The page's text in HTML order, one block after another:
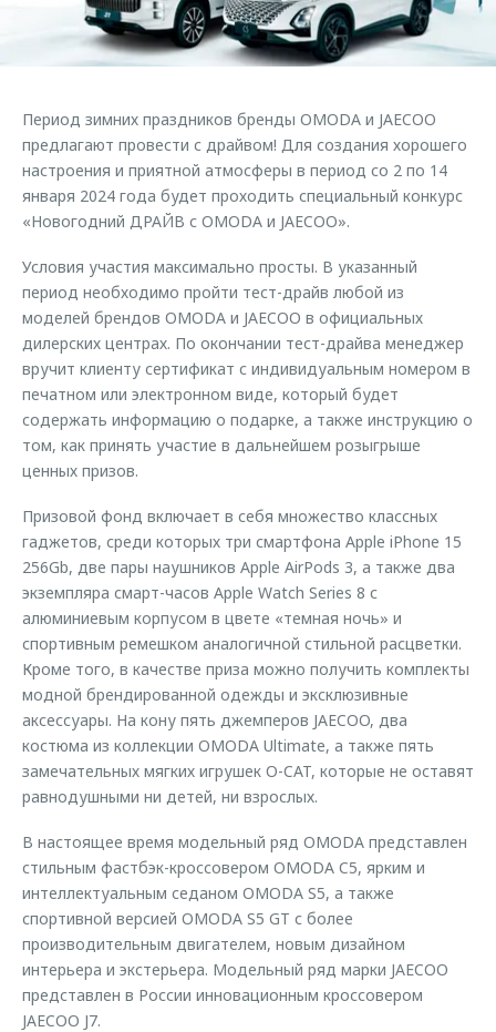
Страхование
Кредитный калькулятор
Одежда и сувениры
Оригинальные аксессуары
Запчасти
Калькулятор трейд-ин
Клиентская поддержка
O&J Автоклуб
Приложение O&J
Аксессуары
Одежда и сувениры
Оригинальные аксессуары
Запчасти
Обратная связь
Период зимних праздников бренды OMODA и JAECOO
предлагают провести с драйвом! Для создания хорошего
настроения и приятной атмосферы в период со 2 по 14
января 2024 года будет проходить специальный конкурс
«Новогодний ДРАЙВ с OMODA и JAECOO».
Условия участия максимально просты. В указанный
период необходимо пройти тест-драйв любой из
моделей брендов OMODA и JAECOO в официальных
дилерских центрах. По окончании тест-драйва менеджер
вручит клиенту сертификат с индивидуальным номером в
печатном или электронном виде, который будет
содержать информацию о подарке, а также инструкцию о
том, как принять участие в дальнейшем розыгрыше
ценных призов.
Призовой фонд включает в себя множество классных
гаджетов, среди которых три смартфона Apple iPhone 15
256Gb, две пары наушников Apple AirPods 3, а также два
экземпляра смарт-часов Apple Watch Series 8 с
алюминиевым корпусом в цвете «темная ночь» и
спортивным ремешком аналогичной стильной расцветки.
Кроме того, в качестве приза можно получить комплекты
модной брендированной одежды и эксклюзивные
аксессуары. На кону пять джемперов JAECOO, два
костюма из коллекции OMODA Ultimate, а также пять
замечательных мягких игрушек O-CAT, которые не оставят
равнодушными ни детей, ни взрослых.
В настоящее время модельный ряд OMODA представлен
стильным фастбэк-кроссовером OMODA C5, ярким и
интеллектуальным седаном OMODA S5, а также
спортивной версией OMODA S5 GT с более
производительным двигателем, новым дизайном
интерьера и экстерьера. Модельный ряд марки JAECOO
представлен в России инновационным кроссовером
JAECOO J7.